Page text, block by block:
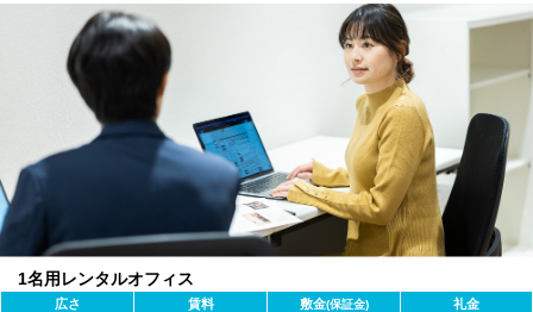
1名用レンタルオフィス
広さ 賃料 敷金(保証金) 礼金